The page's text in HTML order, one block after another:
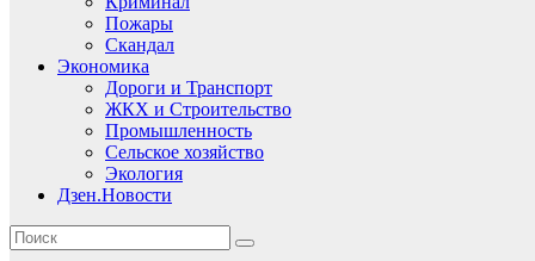
Пожары
Скандал
Экономика
Дороги и Транспорт
ЖКХ и Строительство
Промышленность
Сельское хозяйство
Экология
Дзен.Новости